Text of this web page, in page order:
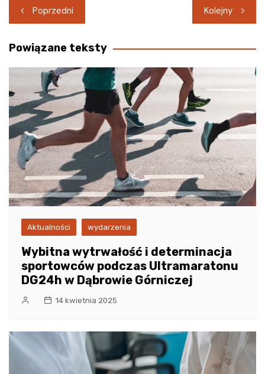
Nawigacja
wpisu
Poprzedni Kolejny
Powiązane teksty
Aktualności wydarzenia
Wybitna wytrwałość i determinacja
sportowców podczas Ultramaratonu
DG24h w Dąbrowie Górniczej
14 kwietnia 2025